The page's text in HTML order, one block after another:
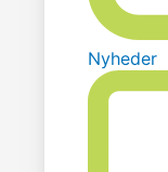
Nyheder